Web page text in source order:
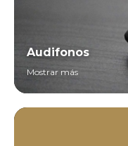
Audifonos
Mostrar más